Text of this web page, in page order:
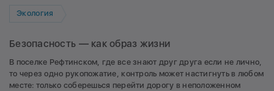
Экология
Безопасность — как образ жизни
В поселке Рефтинском, где все знают друг друга если не лично,
то через одно рукопожатие, контроль может настигнуть в любом
месте: только соберешься перейти дорогу в неположенном